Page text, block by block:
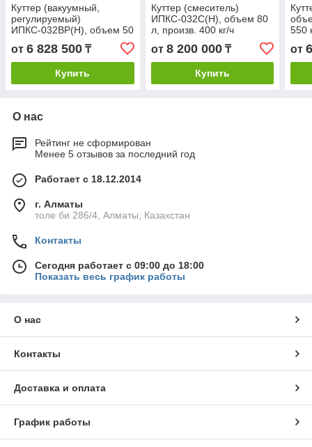
Куттер (вакуумный,
регулируемый)
ИПКС-032ВР(Н), объем 50
л, произв. до 550 кг/ч
от 6 828 500 ₸
Купить
Куттер (смеситель)
ИПКС-032С(Н), объем 80
л, произв. 400 кг/ч
от 8 200 000₸
Купить
550
от
О нас
Рейтинг не сформирован
Менее 5 отзывов за последний год
Работает с 18.12.2014
г. Алматы
толе би 286/4, Алматы, Казахстан
Контакты
Сегодня работает с 09:00 до 18:00
Показать весь график работы
О нас
Контакты
Доставка и оплата
График работы